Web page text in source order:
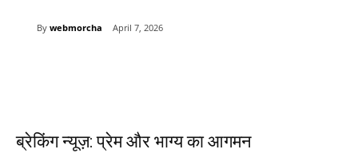
By webmorcha April 7, 2026
ब्रेकिंग न्यूज़: प्रेम और भाग्य का आगमन